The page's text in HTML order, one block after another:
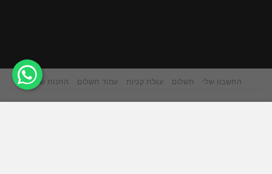
החשבון שלי תשלום עגלת קניות עמוד תשלום החנות שלנו